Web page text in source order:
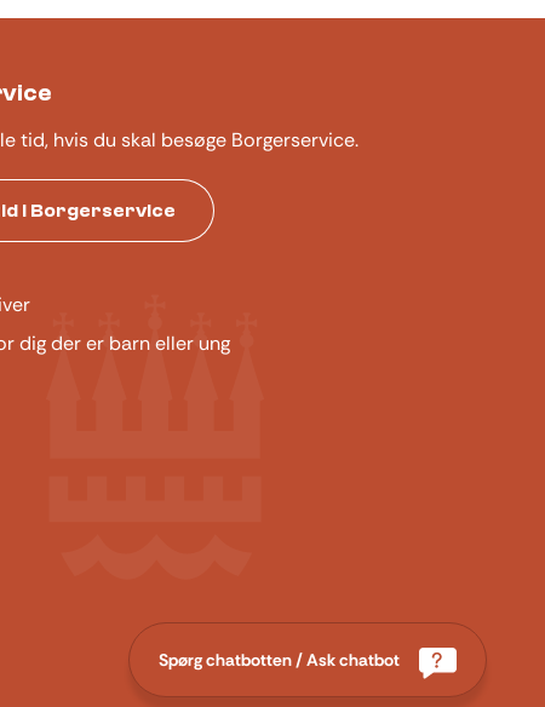
tid, hvis du skal besøge Borgerservice.
i Borgerservice
dig der er barn eller ung
Spørg chatbotten / Ask chatbot